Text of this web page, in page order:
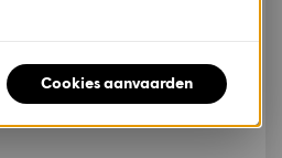
Rij-indruk: CFMOTO
800MT Explorer ES
Cookies aanvaarden